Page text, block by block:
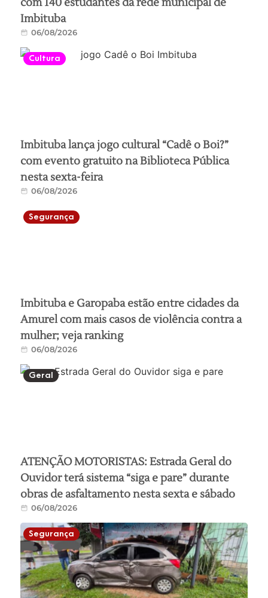
com 140 estudantes da rede municipal de
Imbituba
06/08/2026
Cultura
Imbituba lança jogo cultural “Cadê o Boi?”
com evento gratuito na Biblioteca Pública
nesta sexta-feira
06/08/2026
Segurança
Imbituba e Garopaba estão entre cidades da
Amurel com mais casos de violência contra a
mulher; veja ranking
06/08/2026
Geral
ATENÇÃO MOTORISTAS: Estrada Geral do
Ouvidor terá sistema “siga e pare” durante
obras de asfaltamento nesta sexta e sábado
06/08/2026
Segurança